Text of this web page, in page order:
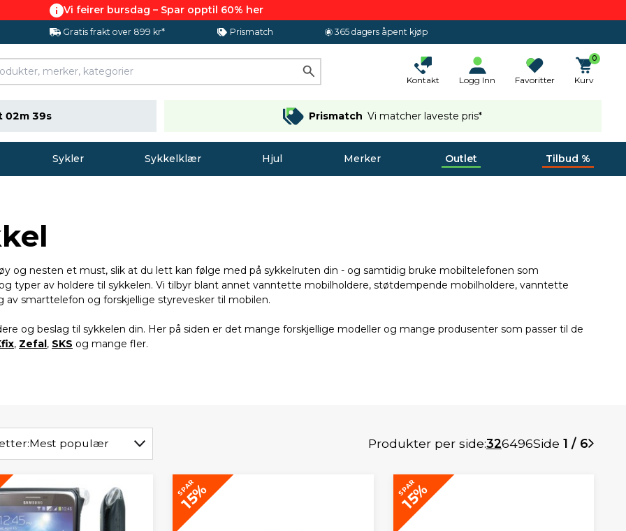
Vi feirer bursdag – Spar opptil 60% her
Gratis frakt over 899 kr* Prismatch 365 dagers åpent kjøp
Kontakt Logg Inn Favoritter
0
Kurv
02m 38s Prismatch Vi matcher laveste pris*
Sykler Sykkelklær Hjul Merker Outlet Tilbud %
og nesten et must, slik at du lett kan følge med på sykkelruten din - og samtidig bruke mobiltelefonen som
typer av holdere til sykkelen. Vi tilbyr blant annet vanntette mobilholdere, støtdempende mobilholdere, vanntette
smarttelefon og forskjellige styrevesker til mobilen.
og beslag til sykkelen din. Her på siden er det mange forskjellige modeller og mange produsenter som passer til de
, Zefal, SKS og mange fler.
Mest populær Produkter per side:326496Side 1 / 6
SPAR
15% SPAR
15%